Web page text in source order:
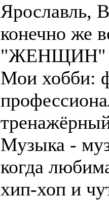
Ярославль,
конечно же
"ЖЕНЩИН"
Мои хобби:
Музыка -
когда
хип-хоп и